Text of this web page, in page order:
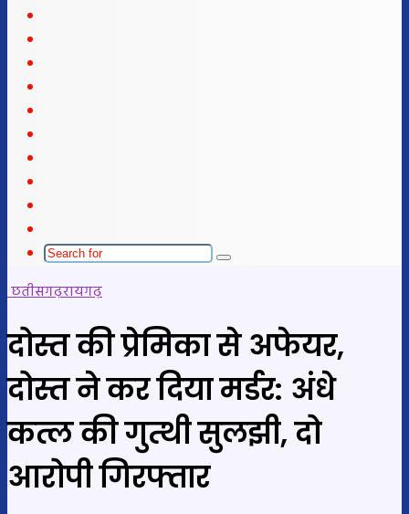
skin
Search
छतीसगढ़रायगढ़
दोस्त की प्रेमिका से अफेयर,
दोस्त ने कर दिया मर्डर: अंधे
कत्ल की गुत्थी सुलझी, दो
आरोपी गिरफ्तार